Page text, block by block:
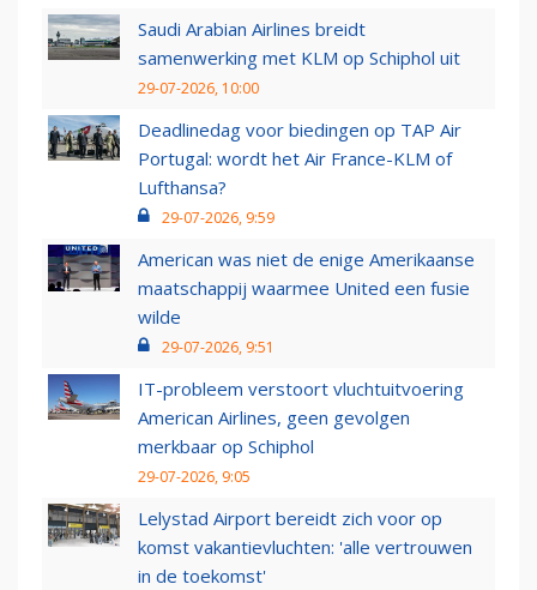
Saudi Arabian Airlines breidt
samenwerking met KLM op Schiphol uit
29-07-2026, 10:00
Deadlinedag voor biedingen op TAP Air
Portugal: wordt het Air France-KLM of
Lufthansa?
29-07-2026, 9:59
American was niet de enige Amerikaanse
maatschappij waarmee United een fusie
wilde
29-07-2026, 9:51
IT-probleem verstoort vluchtuitvoering
American Airlines, geen gevolgen
merkbaar op Schiphol
29-07-2026, 9:05
Lelystad Airport bereidt zich voor op
komst vakantievluchten: 'alle vertrouwen
in de toekomst'